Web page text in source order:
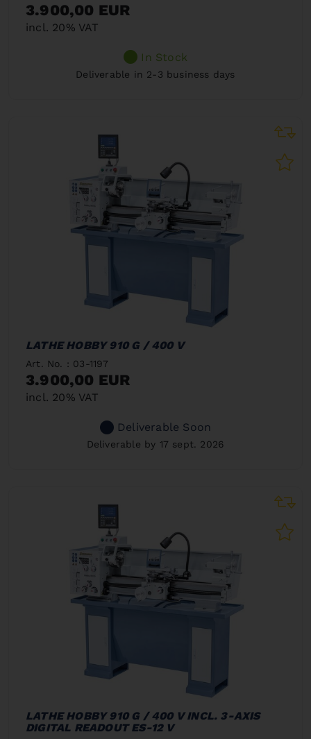
3.900,00 EUR
incl. 20% VAT
In Stock
Deliverable in 2-3 business days
LATHE HOBBY 910 G / 400 V
Art. No. : 03-1197
3.900,00 EUR
incl. 20% VAT
Deliverable Soon
Deliverable by 17 sept. 2026
LATHE HOBBY 910 G / 400 V INCL. 3-AXIS
DIGITAL READOUT ES-12 V